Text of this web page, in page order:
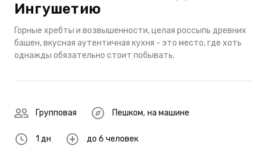
Ингушетию
Горные хребты и возвышенности, целая россыпь древних
башен, вкусная аутентичная кухня - это место, где хоть
однажды обязательно стоит побывать.
Групповая Пешком, на машине
1 дн до 6 человек